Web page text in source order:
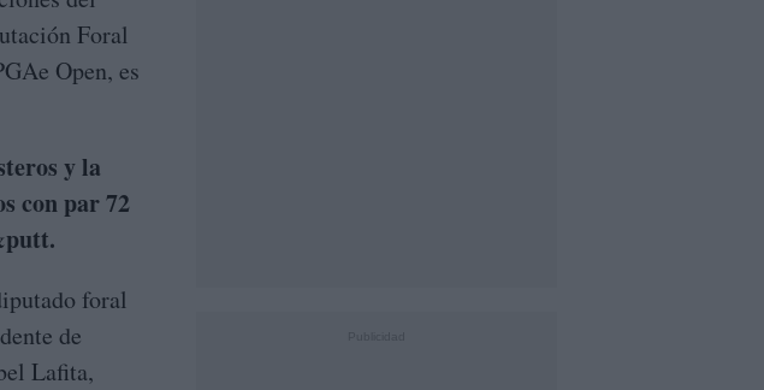
Foral
Open, es
y la
con par 72
foral
de
Lafita,